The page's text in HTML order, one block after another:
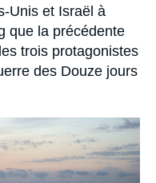
Unis et Israël à
que la précédente
trois protagonistes
des Douze jours